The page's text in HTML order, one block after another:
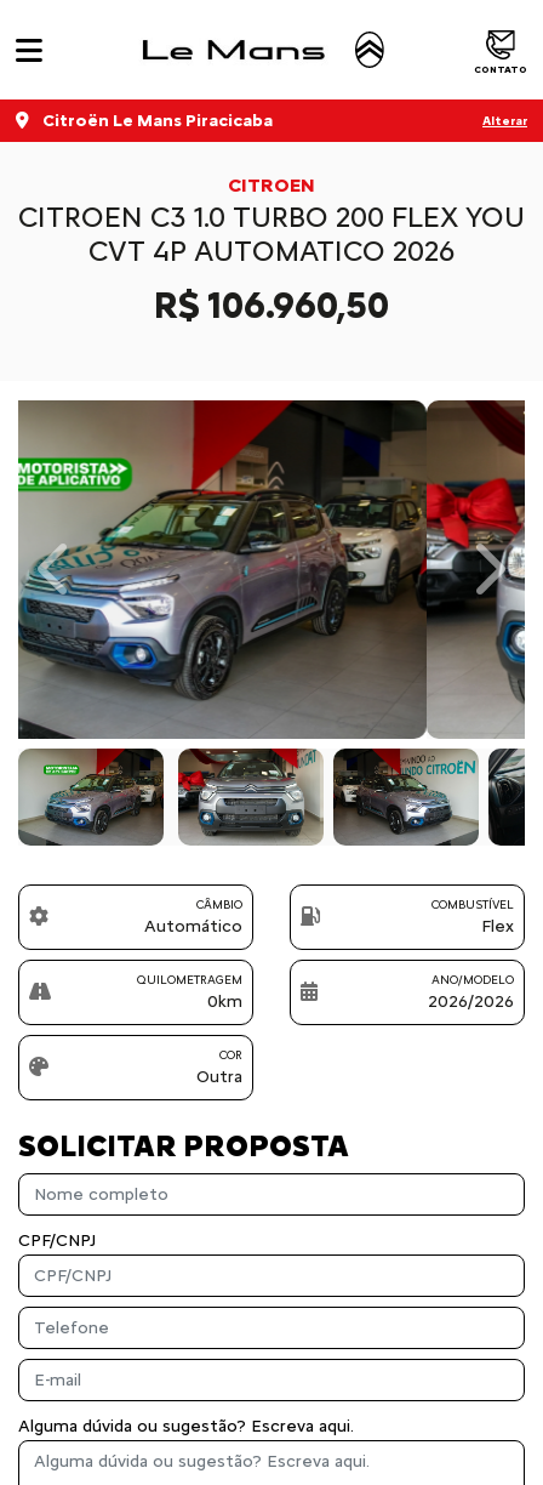
CONTATO
Citroën Le Mans Piracicaba Alterar
CITROEN
CITROEN C3 1.0 TURBO 200 FLEX YOU
CVT 4P AUTOMATICO 2026
R$ 106.960,50
Previous Next
CÂMBIO
Automático
COMBUSTÍVEL
Flex
QUILOMETRAGEM
0km
ANO/MODELO
2026/2026
COR
Outra
SOLICITAR PROPOSTA
CPF/CNPJ
Alguma dúvida ou sugestão? Escreva aqui.